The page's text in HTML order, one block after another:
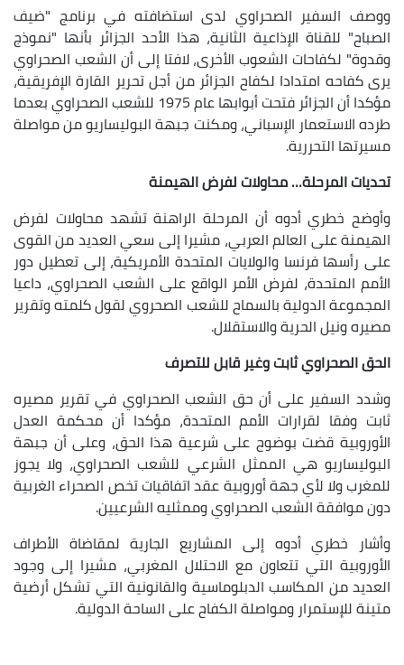
السفير الصحراوي لدى استضافته في برنامج "ضيف
للقناة الإذاعية الثانية، هذا الأحد الجزائر بأنها "نموذج
لكفاحات الشعوب الأخرى، لافتا إلى أن الشعب الصحراوي
كفاحه امتدادا لكفاح الجزائر من أجل تحرير القارة الإفريقية،
مؤكدا أن الجزائر فتحت أبوابها عام 1975 للشعب الصحراوي بعدما
الاستعمار الإسباني، ومكنت جبهة البوليساريو من مواصلة
التحررية.
المرحلة… محاولات لفرض الهيمنة
خطري أدوه أن المرحلة الراهنة تشهد محاولات لفرض
على العالم العربي، مشيرا إلى سعي العديد من القوى
رأسها فرنسا والولايات المتحدة الأمريكية، إلى تعطيل دور
المتحدة، لفرض الأمر الواقع على الشعب الصحراوي، داعيا
الدولية بالسماح للشعب الصحروي لقول كلمته وتقرير
ونيل الحرية والاستقلال.
الصحراوي ثابت وغير قابل للتصرف
السفير على أن حق الشعب الصحراوي في تقرير مصيره
وفقا لقرارات الأمم المتحدة، مؤكدا أن محكمة العدل
قضت بوضوح على شرعية هذا الحق، وعلى أن جبهة
هي الممثل الشرعي للشعب الصحراوي، ولا يجوز
ولا لأي جهة أوروبية عقد اتفاقيات تخص الصحراء الغربية
موافقة الشعب الصحراوي وممثليه الشرعيين.
خطري أدوه إلى المشاريع الجارية لمقاضاة الأطراف
التي تتعاون مع الاحتلال المغربي، مشيرا إلى وجود
من المكاسب الدبلوماسية والقانونية التي تشكل أرضية
للإستمرار ومواصلة الكفاح على الساحة الدولية.